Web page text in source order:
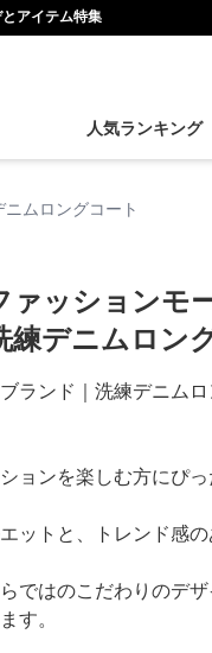
アイテム特集
人気ランキング
ムロングコート
ァッションモ
練デニムロン
ブランド｜洗練デニム
ョンを楽しむ方にぴ
ットと、トレンド感
ではのこだわりのデ
す。